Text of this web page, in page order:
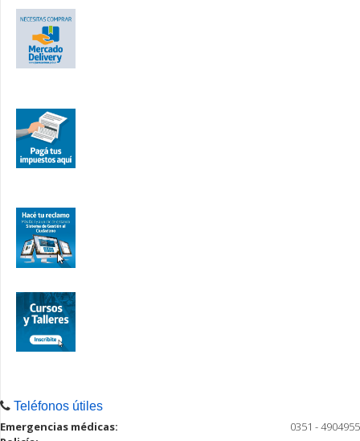
Teléfonos útiles
Emergencias médicas:
0351 - 4904955